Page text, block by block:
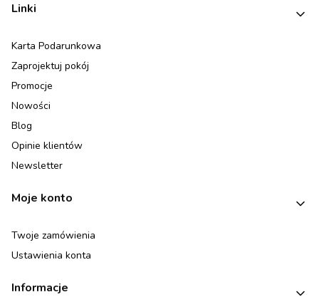
Linki
Karta Podarunkowa
Zaprojektuj pokój
Promocje
Nowości
Blog
Opinie klientów
Newsletter
Moje konto
Twoje zamówienia
Ustawienia konta
Informacje